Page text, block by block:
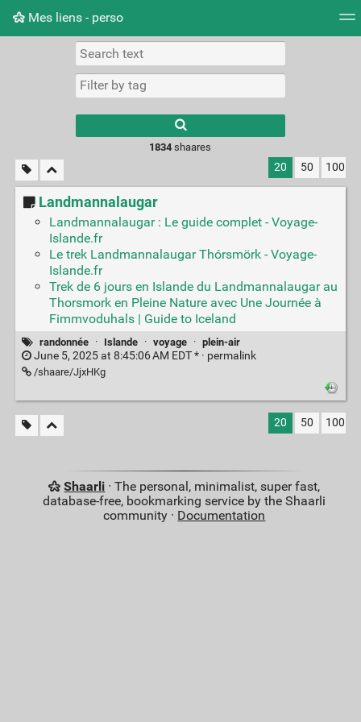
Mes liens - perso
Picture wall
1834 shaares
20 50 100
Landmannalaugar
Landmannalaugar : Le guide complet - Voyage-
Islande.fr
Le trek Landmannalaugar Thórsmörk - Voyage-
Islande.fr
Trek de 6 jours en Islande du Landmannalaugar au
Thorsmork en Pleine Nature avec Une Journée à
Fimmvoduhals | Guide to Iceland
randonnée · Islande · voyage · plein-air
June 5, 2025 at 8:45:06 AM EDT * · permalink
/shaare/JjxHKg
20 50 100
Shaarli · The personal, minimalist, super fast,
database-free, bookmarking service by the Shaarli
community · Documentation